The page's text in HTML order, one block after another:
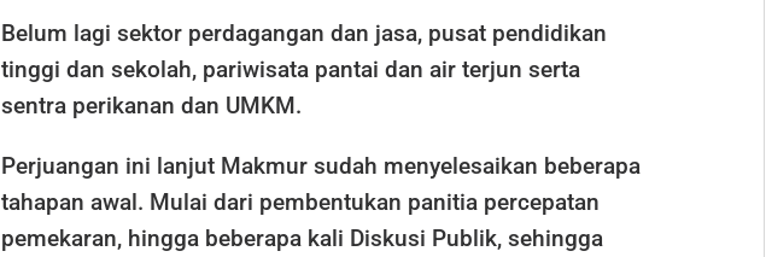
Belum lagi sektor perdagangan dan jasa, pusat pendidikan
tinggi dan sekolah, pariwisata pantai dan air terjun serta
sentra perikanan dan UMKM.
Perjuangan ini lanjut Makmur sudah menyelesaikan beberapa
tahapan awal. Mulai dari pembentukan panitia percepatan
pemekaran, hingga beberapa kali Diskusi Publik, sehingga